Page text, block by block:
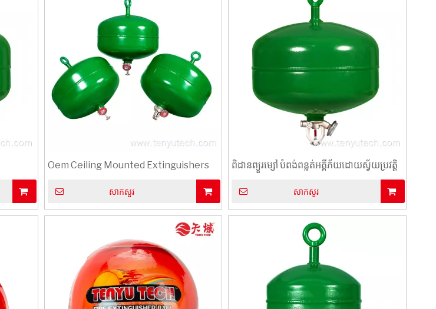
Oem Ceiling Mounted Extinguishers
សាកសួរ
ពិដានព្យួរម្សៅ បំពង់ពន្លត់អគ្គីភ័យដោយស្វ័យប្រវត្តិ
សាកសួរ